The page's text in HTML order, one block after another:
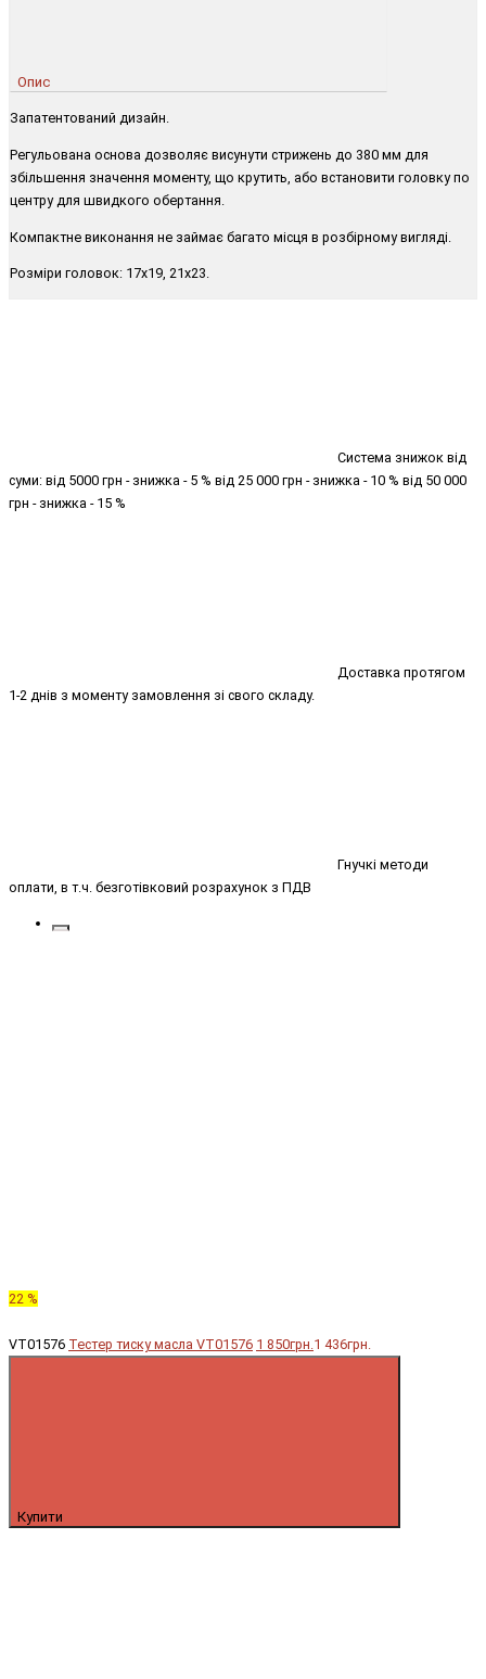
Опис
Запатентований дизайн.
Регульована основа дозволяє висунути стрижень до 380 мм для
збільшення значення моменту, що крутить, або встановити головку по
центру для швидкого обертання.
Компактне виконання не займає багато місця в розбірному вигляді.
Розміри головок: 17х19, 21х23.
Система знижок від
суми: від 5000 грн - знижка - 5 % від 25 000 грн - знижка - 10 % від 50 000
грн - знижка - 15 %
Доставка протягом
1-2 днів з моменту замовлення зі свого складу.
Гнучкі методи
оплати, в т.ч. безготівковий розрахунок з ПДВ
22 %
VT01576 Тестер тиску масла VT01576 1 850грн.1 436грн.
Купити